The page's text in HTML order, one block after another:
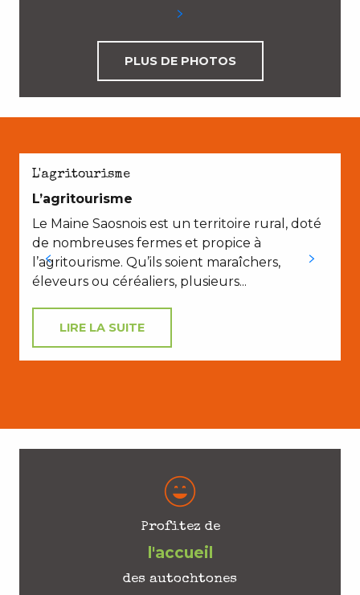
PLUS DE PHOTOS
L'agritourisme
L’agritourisme
Le Maine Saosnois est un territoire rural, doté
de nombreuses fermes et propice à
l’agritourisme. Qu’ils soient maraîchers,
éleveurs ou céréaliers, plusieurs...
LIRE LA SUITE
Profitez de
l'accueil
des autochtones